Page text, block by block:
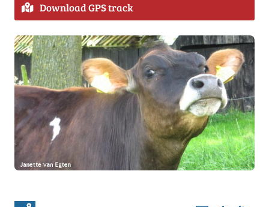
Download GPS track